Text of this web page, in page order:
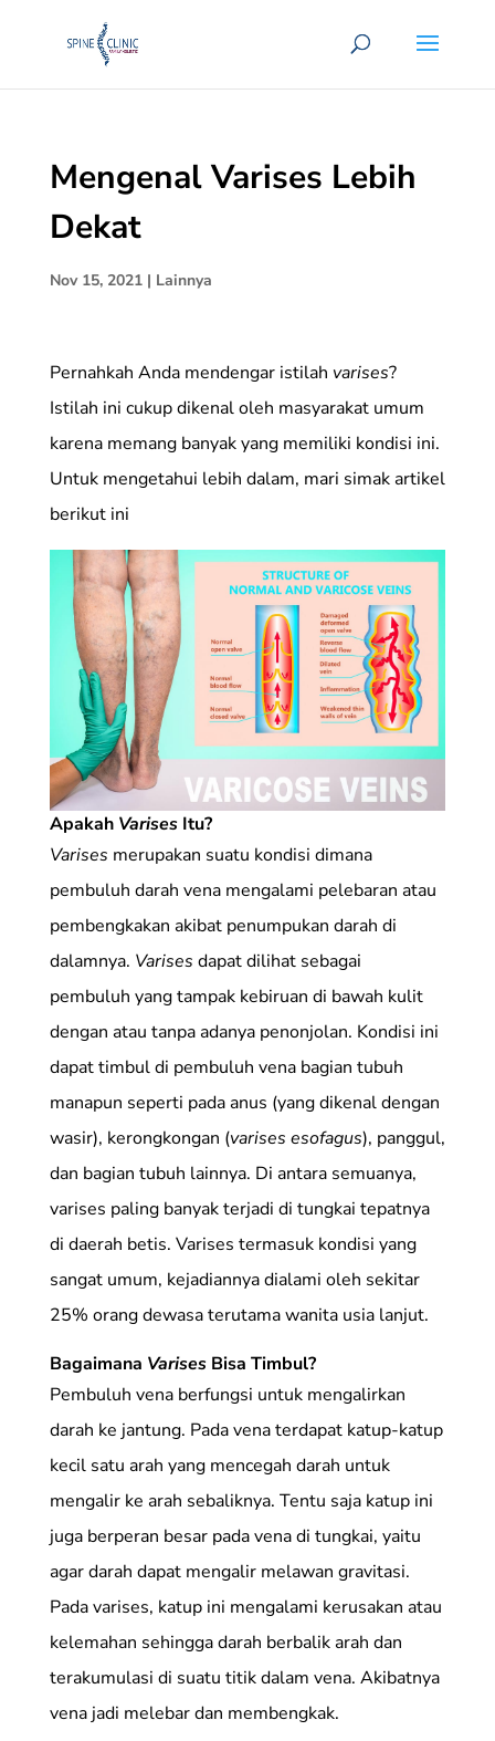
Mengenal Varises Lebih
Dekat
Nov 15, 2021| Lainnya
Pernahkah Anda mendengar istilah varises?
Istilah ini cukup dikenal oleh masyarakat umum
karena memang banyak yang memiliki kondisi ini.
Untuk mengetahui lebih dalam, mari simak artikel
berikut ini
Apakah Varises Itu?
Varises merupakan suatu kondisi dimana
pembuluh darah vena mengalami pelebaran atau
pembengkakan akibat penumpukan darah di
dalamnya. Varises dapat dilihat sebagai
pembuluh yang tampak kebiruan di bawah kulit
dengan atau tanpa adanya penonjolan. Kondisi ini
dapat timbul di pembuluh vena bagian tubuh
manapun seperti pada anus (yang dikenal dengan
wasir), kerongkongan (varises esofagus), panggul,
dan bagian tubuh lainnya. Di antara semuanya,
varises paling banyak terjadi di tungkai tepatnya
di daerah betis. Varises termasuk kondisi yang
sangat umum, kejadiannya dialami oleh sekitar
25% orang dewasa terutama wanita usia lanjut.
Bagaimana Varises Bisa Timbul?
Pembuluh vena berfungsi untuk mengalirkan
darah ke jantung. Pada vena terdapat katup-katup
kecil satu arah yang mencegah darah untuk
mengalir ke arah sebaliknya. Tentu saja katup ini
juga berperan besar pada vena di tungkai, yaitu
agar darah dapat mengalir melawan gravitasi.
Pada varises, katup ini mengalami kerusakan atau
kelemahan sehingga darah berbalik arah dan
terakumulasi di suatu titik dalam vena. Akibatnya
vena jadi melebar dan membengkak.